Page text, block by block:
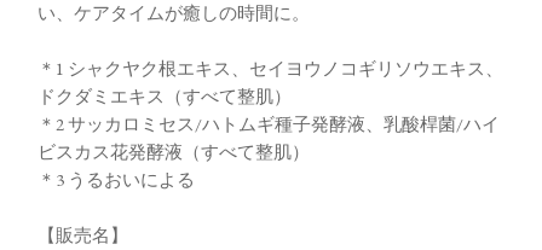
い、ケアタイムが癒しの時間に。
＊1 シャクヤク根エキス、セイヨウノコギリソウエキス、
ドクダミエキス（すべて整肌）
＊2 サッカロミセス/ハトムギ種子発酵液、乳酸桿菌/ハイ
ビスカス花発酵液（すべて整肌）
＊3 うるおいによる
【販売名】